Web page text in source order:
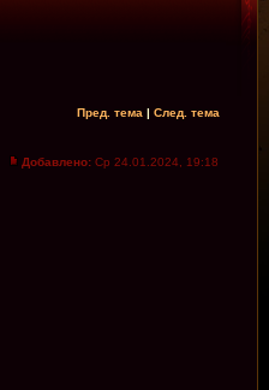
Пред. тема | След. тема
Добавлено: Ср 24.01.2024, 19:18